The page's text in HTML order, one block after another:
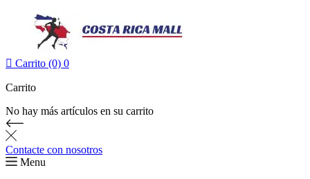
 Carrito (0) 0
Carrito
No hay más artículos en su carrito
Contacte con nosotros
Menu